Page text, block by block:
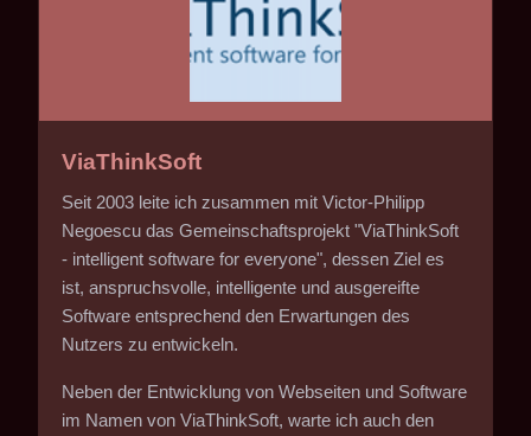
ViaThinkSoft
Seit 2003 leite ich zusammen mit Victor-Philipp
Negoescu das Gemeinschaftsprojekt "ViaThinkSoft
- intelligent software for everyone", dessen Ziel es
ist, anspruchsvolle, intelligente und ausgereifte
Software entsprechend den Erwartungen des
Nutzers zu entwickeln.
Neben der Entwicklung von Webseiten und Software
im Namen von ViaThinkSoft, warte ich auch den